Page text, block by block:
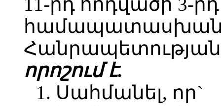
11-րդ հոդվածի 3-
Հանրապետության
որոշում է.
1. Սահմանել, որ`